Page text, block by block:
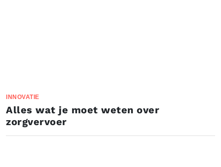
INNOVATIE
Alles wat je moet weten over
zorgvervoer